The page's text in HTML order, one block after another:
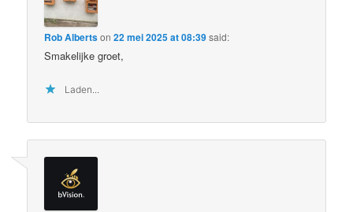
Rob Albertson22 mei 2025 at 08:39said:
Smakelijke groet,
Laden...